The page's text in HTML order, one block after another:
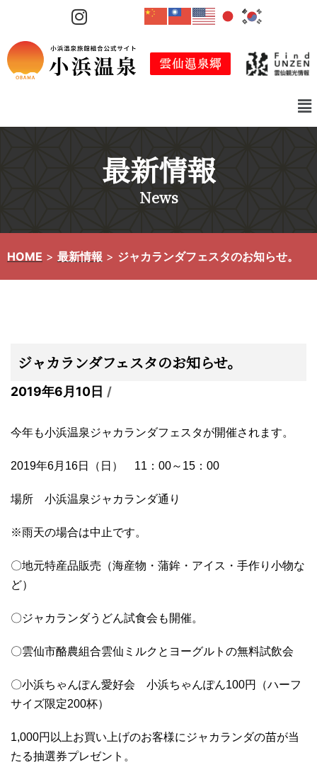
テ
ン
ス
最新情報
News
HOME > 最新情報 > ジャカランダフェスタのお知らせ。
ジャカランダフェスタのお知らせ。
2019年6月10日
今年も小浜温泉ジャカランダフェスタが開催されます。
2019年6月16日（日） 11：00～15：00
場所 小浜温泉ジャカランダ通り
※雨天の場合は中止です。
〇地元特産品販売（海産物・蒲鉾・アイス・手作り小物な
ど）
〇ジャカランダうどん試食会も開催。
〇雲仙市酪農組合雲仙ミルクとヨーグルトの無料試飲会
〇小浜ちゃんぽん愛好会 小浜ちゃんぽん100円（ハーフ
サイズ限定200杯）
1,000円以上お買い上げのお客様にジャカランダの苗が当
たる抽選券プレゼント。